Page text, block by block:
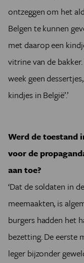
ontzeggen om het
Belgen te kunnen
met daarop een
vitrine van de bakker.
week geen
kindjes in België’.’
Werd de toestand
voor de
aan toe?
‘Dat de soldaten in
meemaakten, is
burgers hadden het
bezetting. De eerste
leger bijzonder